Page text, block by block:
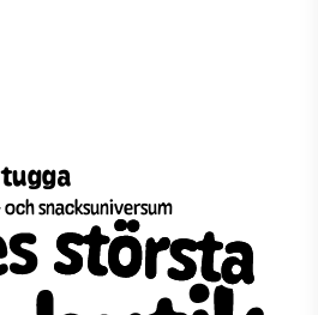
snacksuniversum